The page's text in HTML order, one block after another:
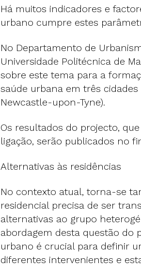
Há muitos indicadores e
urbano cumpre estes
No Departamento de
Universidade Politécnica de
sobre este tema para a
saúde urbana em três
Newcastle-upon-Tyne).
Os resultados do projecto,
ligação, serão publicados no
Alternativas às residências
No contexto atual, torna-se
residencial precisa de ser
alternativas ao grupo
abordagem desta questão do
urbano é crucial para definir
diferentes intervenientes e